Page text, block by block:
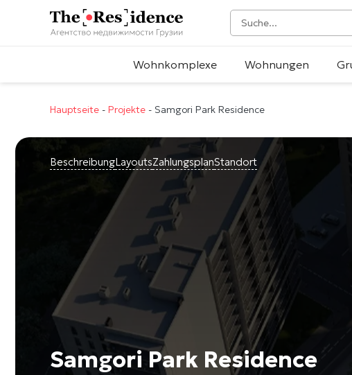
Wohnkomplexe Wohnungen
Hauptseite - Projekte - Samgori Park Residence
BeschreibungLayoutsZahlungsplanStandort
Samgori Park Residence